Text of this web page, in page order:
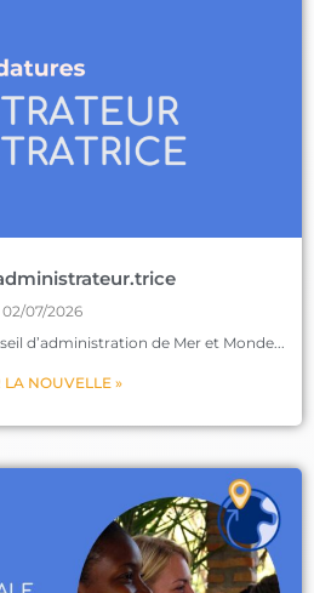
02/07/2026
d’administration de Mer et Monde
LA NOUVELLE »